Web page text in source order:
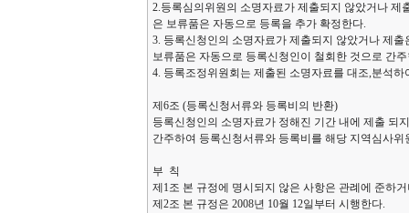
2.등록심의위원의 소명자료가 제출되지 않았거나
은 보류품은 자동으로 등록을 추가 확정한다.
3. 등록신청인의 소명자료가 제출되지 않았거나 제
보류품은 자동으로 등록신청인이 철회한 것으로 간주
4. 등록조정위원회는 제출된 소명자료를 대조,분석하
제6조 (등록신청서류와 등록비의 반환)
등록신청인의 소명자료가 정해진 기간 내에 제출 되
간주하여 등록신청서류와 등록비를 해당 지역심사위
부 칙
제1조 본 규정에 명시되지 않은 사항은 관례에 준하
제2조 본 규정은 2008년 10월 12일부터 시행한다.